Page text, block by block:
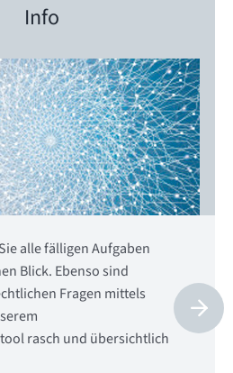
Info
alle fälligen Aufgaben
Blick. Ebenso sind
Fragen mittels
rasch und übersichtlich